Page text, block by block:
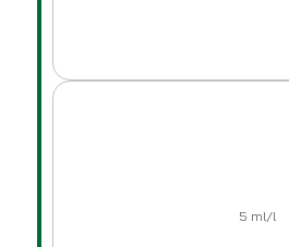
5 ml/l